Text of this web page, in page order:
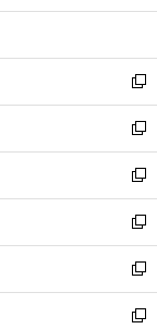
開
ウ
開
く
ン
ウ
で
開
く
ウ
ン
ド
ウ
で
開
く
し
ウ
ィ
ン
ド
ウ
で
開
く
新
し
い
ウ
ィ
ン
ド
ウ
で
開
く
新
し
い
ウ
ィ
ン
ド
ウ
で
新
し
い
ウ
ィ
ン
ド
新
し
い
ウ
ィ
新
し
い
新